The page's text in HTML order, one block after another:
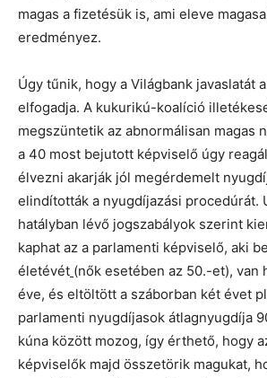
magas a fizetésük is, ami eleve
eredményez.
Úgy tűnik, hogy a Világbank javaslatát
elfogadja. A kukurikú-koalíció
megszüntetik az abnormálisan magas
a 40 most bejutott képviselő úgy
élvezni akarják jól megérdemelt
elindították a nyugdíjazási procedúrát.
hatályban lévő jogszabályok szerint
kaphat az a parlamenti képviselő, aki
életévét (nők esetében az 50.-et), van
éve, és eltöltött a száborban két évet
parlamenti nyugdíjasok átlagnyugdíja
kúna között mozog, így érthető, hogy
képviselők majd összetörik magukat,